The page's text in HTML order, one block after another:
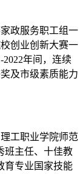
政服务职工组一
创业创新大赛一
年间，连续
及市级素质能力
工职业学院师范
班主任、十佳教
育专业国家技能